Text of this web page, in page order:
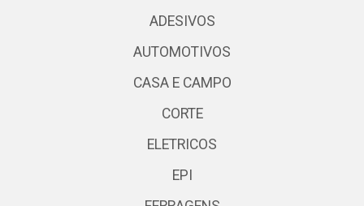
ADESIVOS
AUTOMOTIVOS
CASA E CAMPO
CORTE
ELETRICOS
EPI